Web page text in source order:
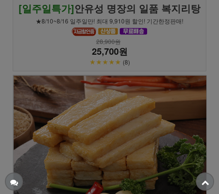
[일주일특가]안유성 명장의 일품 복지리탕
★8/10~8/16 일주일만! 최대 9,910원 할인! 기간한정판매!
28,900원
25,700원
★★★★★ (8)